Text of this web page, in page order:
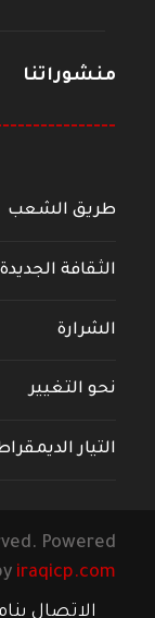
منشوراتنا
طريق الشعب
الثقافة الجديدة
الشرارة
نحو التغيير
التيار
Powered
iraqicp.com
الاتصال بنا